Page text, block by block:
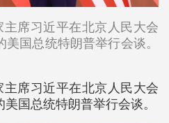
席习近平在北京人民大会
国总统特朗普举行会谈。
席习近平在北京人民大会
国总统特朗普举行会谈。